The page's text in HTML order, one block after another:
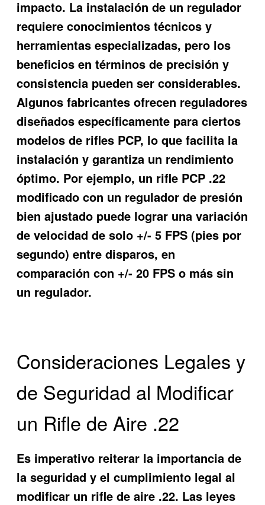
impacto. La instalación de un regulador
requiere conocimientos técnicos y
herramientas especializadas, pero los
beneficios en términos de precisión y
consistencia pueden ser considerables.
Algunos fabricantes ofrecen reguladores
diseñados específicamente para ciertos
modelos de rifles PCP, lo que facilita la
instalación y garantiza un rendimiento
óptimo. Por ejemplo, un rifle PCP .22
modificado con un regulador de presión
bien ajustado puede lograr una variación
de velocidad de solo +/- 5 FPS (pies por
segundo) entre disparos, en
comparación con +/- 20 FPS o más sin
un regulador.
Consideraciones Legales y
de Seguridad al Modificar
un Rifle de Aire .22
Es imperativo reiterar la importancia de
la seguridad y el cumplimiento legal al
modificar un rifle de aire .22. Las leyes